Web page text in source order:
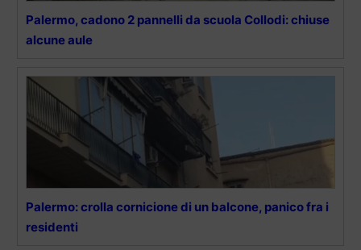
Palermo, cadono 2 pannelli da scuola Collodi: chiuse
alcune aule
Palermo: crolla cornicione di un balcone, panico fra i
residenti